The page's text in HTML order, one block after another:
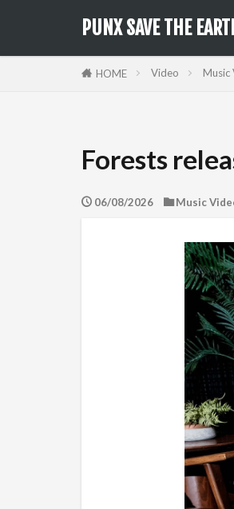
PUNX SAVE THE
HOME Video Music
Forests
06/08/2026 Music